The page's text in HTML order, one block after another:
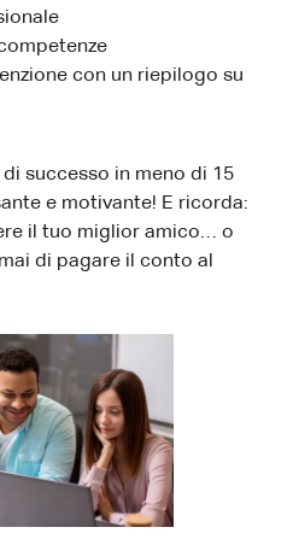
con un riepilogo su
successo in meno di 15
e motivante! E ricorda:
il tuo miglior amico… o
di pagare il conto al